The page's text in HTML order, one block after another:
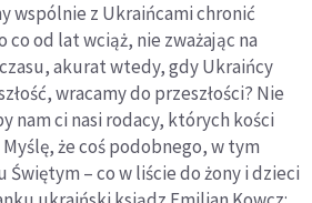
wspólnie z Ukraińcami chronić
od lat wciąż, nie zważając na
akurat wtedy, gdy Ukraińcy
wracamy do przeszłości? Nie
nam ci nasi rodacy, których kości
że coś podobnego, w tym
Świętym – co w liście do żony i dzieci